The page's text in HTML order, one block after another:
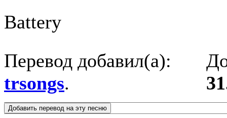
Battery
Перевод добавил(а):
trsongs.